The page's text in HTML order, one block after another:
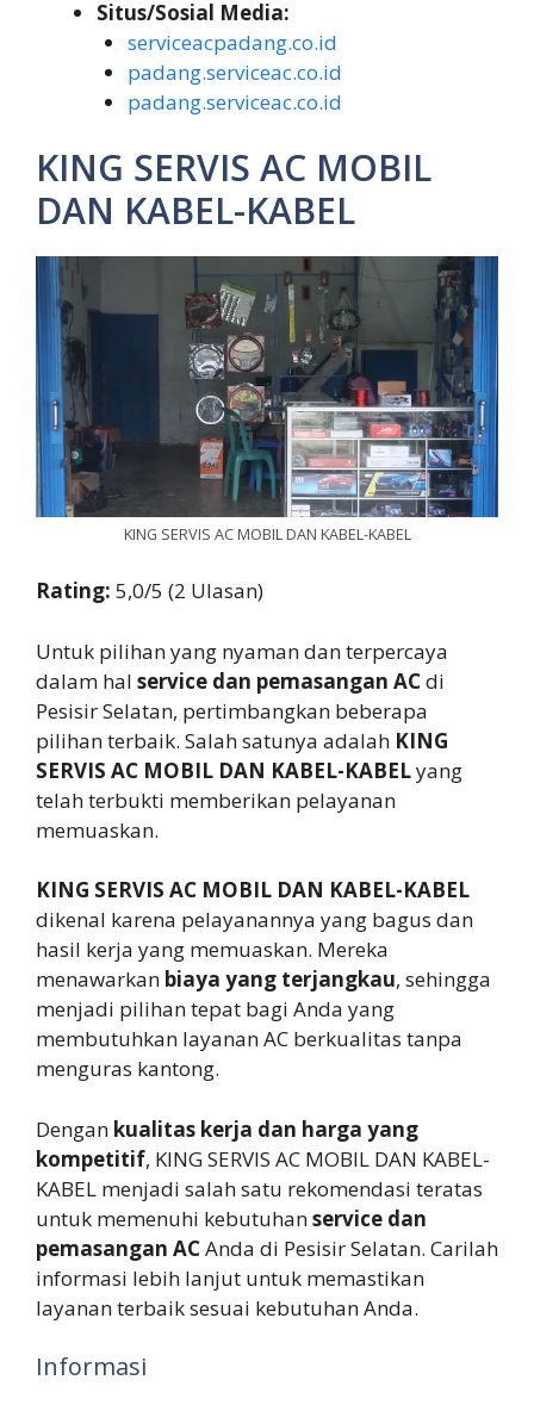
Situs/Sosial Media:
serviceacpadang.co.id
padang.serviceac.co.id
padang.serviceac.co.id
KING SERVIS AC MOBIL
DAN KABEL-KABEL
KING SERVIS AC MOBIL DAN KABEL-KABEL
Rating: 5,0/5 (2 Ulasan)
Untuk pilihan yang nyaman dan terpercaya
dalam hal service dan pemasangan ACdi
Pesisir Selatan, pertimbangkan beberapa
pilihan terbaik. Salah satunya adalah KING
SERVIS AC MOBIL DAN KABEL-KABELyang
telah terbukti memberikan pelayanan
memuaskan.
KING SERVIS AC MOBIL DAN KABEL-KABEL
dikenal karena pelayanannya yang bagus dan
hasil kerja yang memuaskan. Mereka
menawarkan biaya yang terjangkau, sehingga
menjadi pilihan tepat bagi Anda yang
membutuhkan layanan AC berkualitas tanpa
menguras kantong.
Dengan kualitas kerja dan harga yang
kompetitif, KING SERVIS AC MOBIL DAN KABEL-
KABEL menjadi salah satu rekomendasi teratas
untuk memenuhi kebutuhanservice dan
pemasangan ACAnda di Pesisir Selatan. Carilah
informasi lebih lanjut untuk memastikan
layanan terbaik sesuai kebutuhan Anda.
Informasi